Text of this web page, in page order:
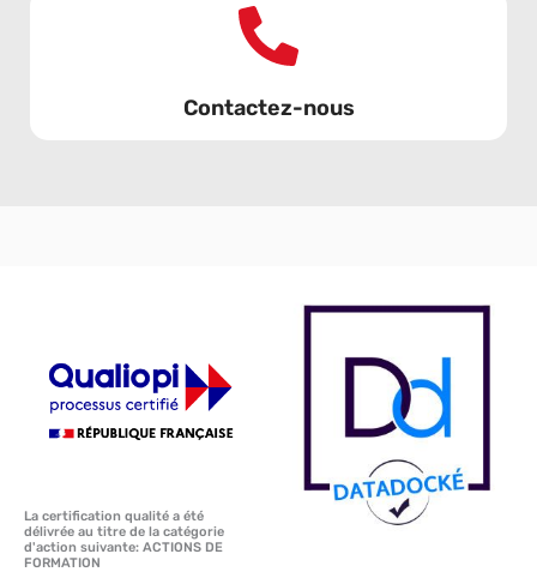
Contactez-nous
La certification qualité a été
délivrée au titre de la catégorie
d'action suivante: ACTIONS DE
FORMATION